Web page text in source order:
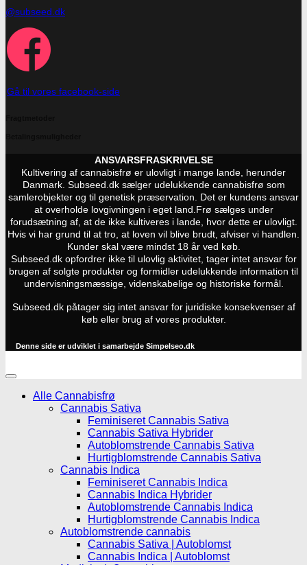
@subseed.dk
Gå til vores facebook-side
ANSVARSFRASKRIVELSE
Kultivering af cannabisfrø er ulovligt i mange lande, herunder
Danmark. Subseed.dk sælger udelukkende cannabisfrø som
samlerobjekter og til genetisk præservation. Det er kundens ansvar
at overholde lovgivningen i eget land. Frø sælges under
forudsætning af, at de ikke kultiveres i lande, hvor dette er ulovligt.
Hvis vi har grund til at tro, at loven vil blive brudt, afviser vi handlen.
Kunder skal være mindst 18 år ved køb.
Subseed.dk opfordrer ikke til ulovlig aktivitet, tager intet ansvar for
brugen af solgte produkter og formidler udelukkende information til
undervisningsmæssige, videnskabelige og historiske formål.
Subseed.dk påtager sig intet ansvar for juridiske konsekvenser af
køb eller brug af vores produkter.
Denne side er udviklet i samarbejde Simpelseo.dk
Alle Cannabisfrø
Cannabis Sativa
Feminiseret Cannabis Sativa
Cannabis Sativa Hybrider
Autoblomstrende Cannabis Sativa
Hurtigblomstrende Cannabis Sativa
Cannabis Indica
Feminiseret Cannabis Indica
Cannabis Indica Hybrider
Autoblomstrende Cannabis Indica
Hurtigblomstrende Cannabis Indica
Autoblomstrende cannabis
Cannabis Sativa | Autoblomst
Cannabis Indica | Autoblomst